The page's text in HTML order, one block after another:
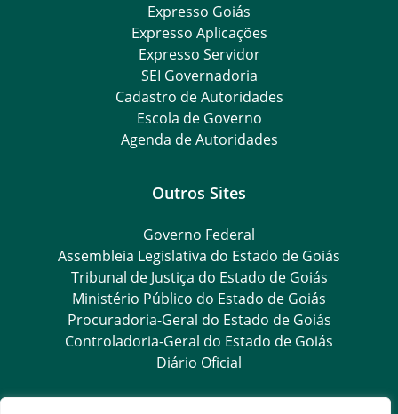
Expresso Goiás
Expresso Aplicações
Expresso Servidor
SEI Governadoria
Cadastro de Autoridades
Escola de Governo
Agenda de Autoridades
Outros Sites
Governo Federal
Assembleia Legislativa do Estado de Goiás
Tribunal de Justiça do Estado de Goiás
Ministério Público do Estado de Goiás
Procuradoria-Geral do Estado de Goiás
Controladoria-Geral do Estado de Goiás
Diário Oficial